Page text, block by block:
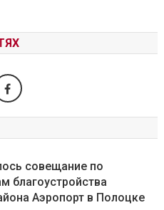
совещание по
благоустройства
Аэропорт в Полоцке